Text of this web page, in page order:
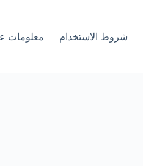
شروط الاستخدام معلومات